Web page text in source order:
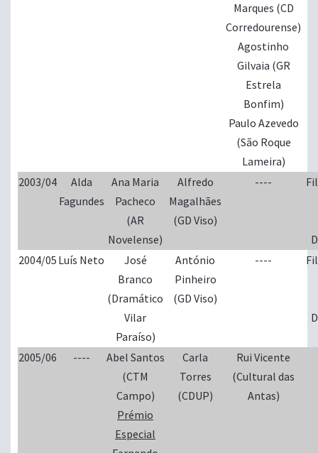
Marques (CD
Corredourense)
Agostinho
Gilvaia (GR
Estrela
Bonfim)
Paulo Azevedo
(São Roque
Lameira)
2003/04
Alda
Fagundes
Ana Maria
Pacheco
(AR
Novelense)
Alfredo
Magalhães
(GD Viso)
----
2004/05 Luís Neto
José
Branco
(Dramático
Vilar
Paraíso)
António
Pinheiro
(GD Viso)
----
2005/06 ----
Abel Santos
(CTM
Campo)
Prémio
Especial
Carla
Torres
(CDUP)
Rui Vicente
(Cultural das
Antas)